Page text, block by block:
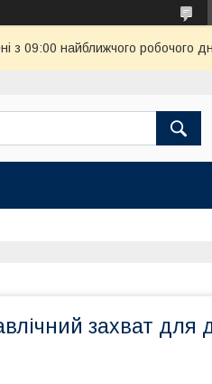
з 09:00 найближчого робочого
захват для